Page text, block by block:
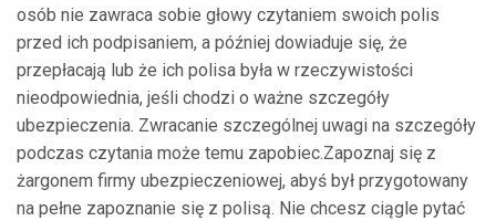
osób nie zawraca sobie głowy czytaniem swoich polis
przed ich podpisaniem, a później dowiaduje się, że
przepłacają lub że ich polisa była w rzeczywistości
nieodpowiednia, jeśli chodzi o ważne szczegóły
ubezpieczenia. Zwracanie szczególnej uwagi na szczegóły
podczas czytania może temu zapobiec.Zapoznaj się z
żargonem firmy ubezpieczeniowej, abyś był przygotowany
na pełne zapoznanie się z polisą. Nie chcesz ciągle pytać